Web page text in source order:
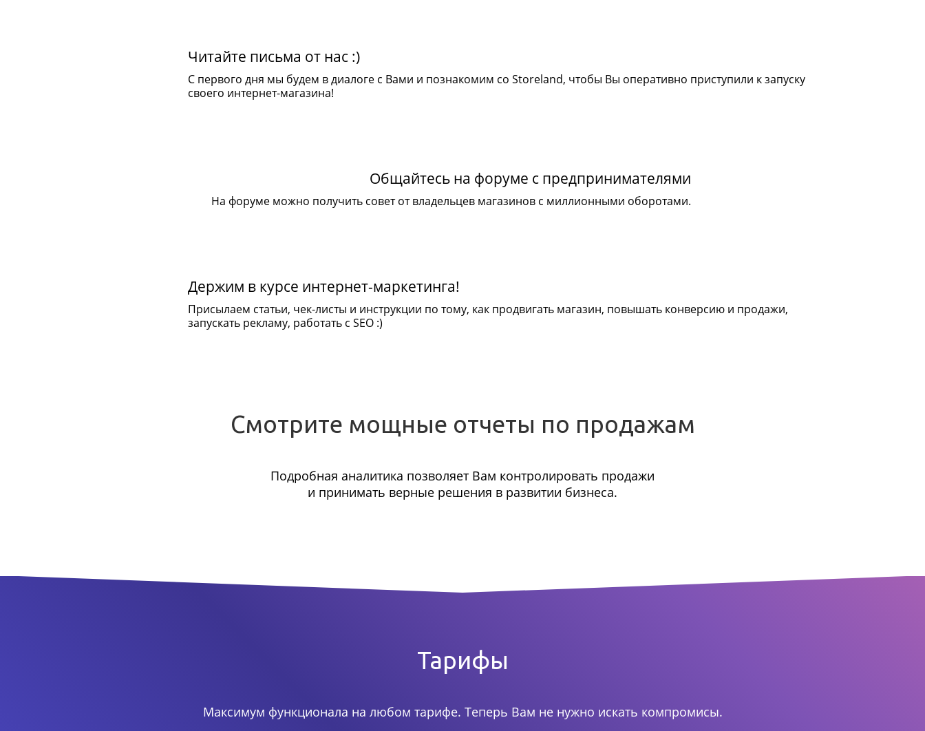
Читайте письма от нас :)
С первого дня мы будем в диалоге с Вами и познакомим со Storeland, чтобы Вы оперативно приступили к запуску
своего интернет-магазина!
Общайтесь на форуме с предпринимателями
На форуме можно получить совет от владельцев магазинов с миллионными оборотами.
Держим в курсе интернет-маркетинга!
Присылаем статьи, чек-листы и инструкции по тому, как продвигать магазин, повышать конверсию и продажи,
запускать рекламу, работать с SEO :)
Смотрите мощные отчеты по продажам
Подробная аналитика позволяет Вам контролировать продажи
и принимать верные решения в развитии бизнеса.
Тарифы
Максимум функционала на любом тарифе. Теперь Вам не нужно искать компромисы.